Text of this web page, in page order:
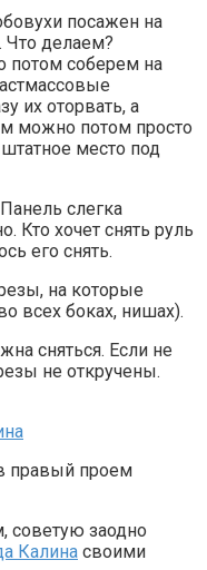
посажен на
делаем?
потом соберем на
их оторвать, а
можно потом просто
место под
слегка
Кто хочет снять руль
его снять.
на которые
всех боках, нишах).
сняться. Если не
не откручены.
правый проем
советую заодно
Калина своими